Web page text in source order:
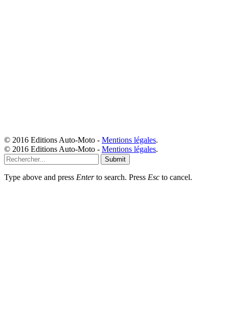
© 2016 Editions Auto-Moto - Mentions légales.
© 2016 Editions Auto-Moto - Mentions légales.
Submit
Type above and press Enterto search. Press Esc to cancel.